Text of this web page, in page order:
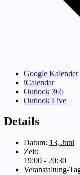
Google Kalender
iCalendar
Outlook 365
Outlook Live
Details
Datum: 13. Juni
Zeit:
19:00 - 20:30
Veranstaltung-